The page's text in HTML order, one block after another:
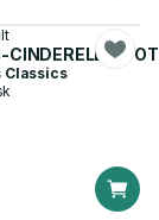
CINDERELLA &
Classics